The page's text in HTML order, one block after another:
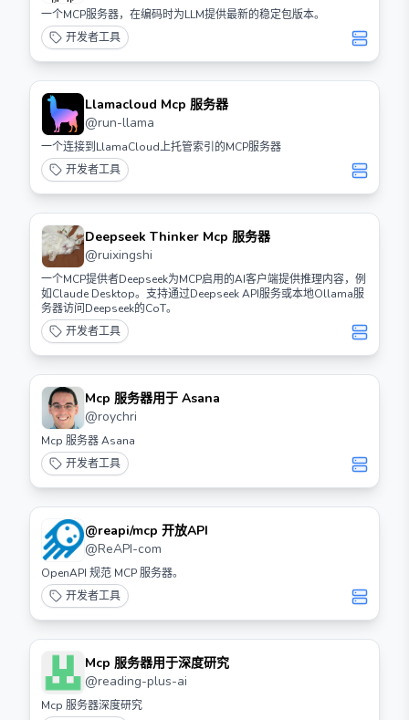
一个MCP服务器，在编码时为LLM提供最新的稳定包版本。
开发者工具
Llamacloud Mcp 服务器
@run-llama
一个连接到LlamaCloud上托管索引的MCP服务器
开发者工具
Deepseek Thinker Mcp 服务器
@ruixingshi
一个MCP提供者Deepseek为MCP启用的AI客户端提供推理内容，例
如Claude Desktop。支持通过Deepseek API服务或本地Ollama服
务器访问Deepseek的CoT。
开发者工具
Mcp 服务器用于 Asana
@roychri
Mcp 服务器 Asana
开发者工具
@reapi/mcp 开放API
@ReAPI-com
OpenAPI 规范 MCP 服务器。
开发者工具
Mcp 服务器用于深度研究
@reading-plus-ai
Mcp 服务器深度研究